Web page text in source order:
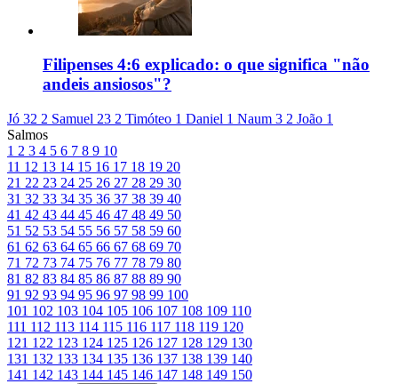
Filipenses 4:6 explicado: o que significa "não
andeis ansiosos"?
Jó 32 2 Samuel 23 2 Timóteo 1 Daniel 1 Naum 3 2 João 1
Salmos
1 2 3 4 5 6 7 8 9 10
11 12 13 14 15 16 17 18 19 20
21 22 23 24 25 26 27 28 29 30
31 32 33 34 35 36 37 38 39 40
41 42 43 44 45 46 47 48 49 50
51 52 53 54 55 56 57 58 59 60
61 62 63 64 65 66 67 68 69 70
71 72 73 74 75 76 77 78 79 80
81 82 83 84 85 86 87 88 89 90
91 92 93 94 95 96 97 98 99 100
101 102 103 104 105 106 107 108 109 110
111 112 113 114 115 116 117 118 119 120
121 122 123 124 125 126 127 128 129 130
131 132 133 134 135 136 137 138 139 140
141 142 143 144 145 146 147 148 149 150